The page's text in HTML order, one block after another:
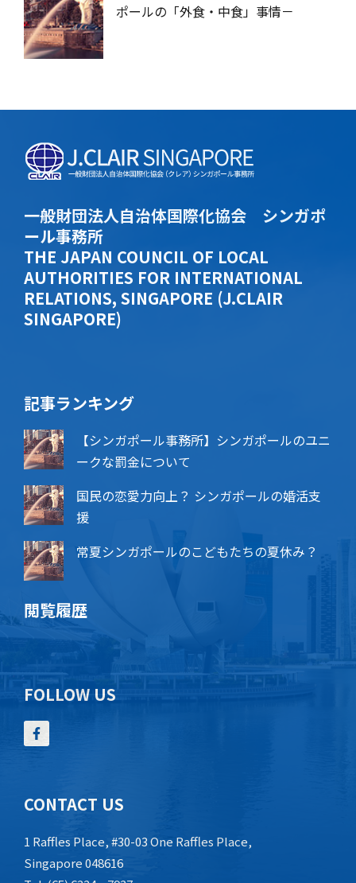
ポールの「外食・中食」事情－
一般財団法人自治体国際化協会 シンガポ
ール事務所
THE JAPAN COUNCIL OF LOCAL
AUTHORITIES FOR INTERNATIONAL
RELATIONS, SINGAPORE (J.CLAIR
SINGAPORE)
記事ランキング
【シンガポール事務所】シンガポールのユニ
ークな罰金について
国民の恋愛力向上？ シンガポールの婚活支
援
常夏シンガポールのこどもたちの夏休み？
閲覧履歴
FOLLOW US
CONTACT US
1 Raffles Place, #30-03 One Raffles Place,
Singapore 048616